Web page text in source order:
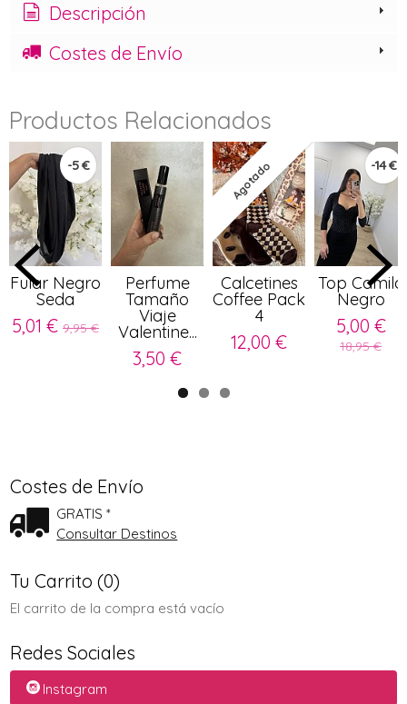
Costes de Envío
GRATIS *
Consultar Destinos
Tu Carrito (0)
El carrito de la compra está vacío
Redes Sociales
Instagram
Descripción
Costes de Envío
Productos Relacionados
-5 €
Fular Negro
Seda
5,01 € 9,95 €
Perfume
Tamaño
Viaje
Valentine...
3,50 €
Agotado
Calcetines
Coffee Pack
4
12,00 €
-14 €
Top Camila
Negro
5,00 €
18,95 €